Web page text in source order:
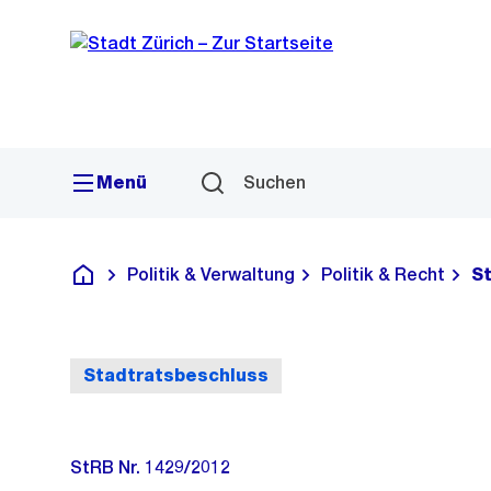
Navigation
Sprunglink
Menü Suchen
Deutsch
Politik & Verwaltung Politik & Recht
Stadtratsbeschluss
StRB Nr. 1429/2012